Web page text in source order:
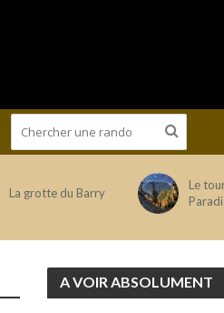
La grotte du Barry
Le
A VOIR ABSOLUMENT